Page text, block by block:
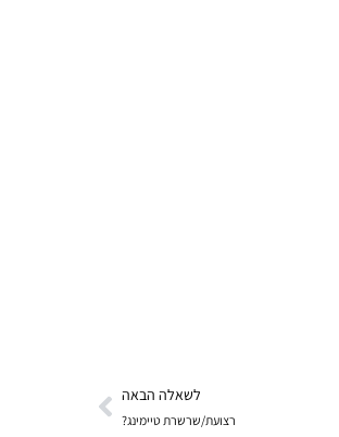
לשאלה הבאה
רצועת/שרשרת טיימינג?